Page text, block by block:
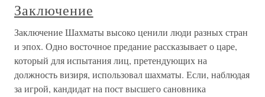
Заключение
Заключение Шахматы высоко ценили люди разных стран
и эпох. Одно восточное предание рассказывает о царе,
который для испытания лиц, претендующих на
должность визиря, использовал шахматы. Если, наблюдая
за игрой, кандидат на пост высшего сановника